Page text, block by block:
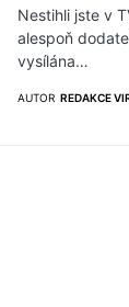
Nestihli jste v
alespoň
vysílána…
AUTOR REDAKCE